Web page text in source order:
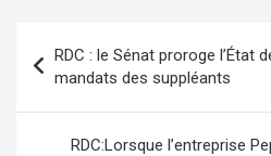
de
l’article
RDC : le Sénat proroge l’État
mandats des suppléants
RDC:Lorsque l’entreprise